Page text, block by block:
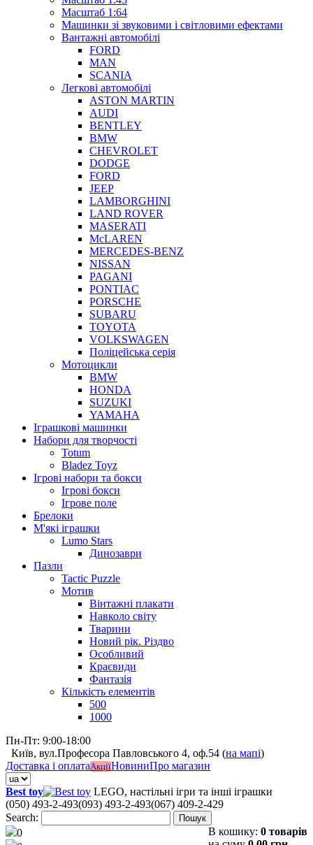
Масштаб 1:64
Машинки зі звуковими і світловими ефектами
Вантажні автомобілі
FORD
MAN
SCANIA
Легкові автомобілі
ASTON MARTIN
AUDI
BENTLEY
BMW
CHEVROLET
DODGE
FORD
JEEP
LAMBORGHINI
LAND ROVER
MASERATI
McLAREN
MERCEDES-BENZ
NISSAN
PAGANI
PONTIAC
PORSCHE
SUBARU
TOYOTA
VOLKSWAGEN
Поліцейська серія
Мотоцикли
BMW
HONDA
SUZUKI
YAMAHA
Іграшкові машинки
Набори для творчості
Totum
Bladez Toyz
Ігрові набори та бокси
Ігрові бокси
Ігрове поле
Брелоки
М'які іграшки
Lumo Stars
Динозаври
Пазли
Tactic Puzzle
Мотив
Вінтажні плакати
Навколо світу
Тварини
Новий рік. Різдво
Особливий
Краєвиди
Фантазія
Кількість елементів
500
1000
Пн-Пт: 9:00-18:00
Київ, вул.Професора Павловського 4, оф.54 (на мапі)
Доставка і оплатаАкціїНовиниПро магазин
Best toy
LEGO, настільні ігри та інші іграшки
(050) 493-2-493(093) 493-2-493(067) 409-2-429
Search:
Пошук
0 В кошику: 0 товарів